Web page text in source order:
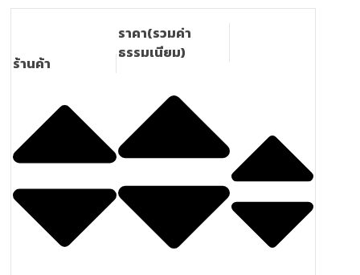
ร้านค้า
ราคา(รวมค่า
ธรรมเนียม)